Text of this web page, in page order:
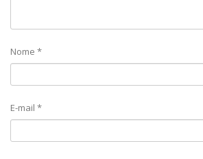
Nome *
E-mail *